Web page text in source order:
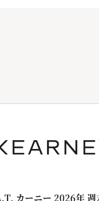
カーニー 2026年 週